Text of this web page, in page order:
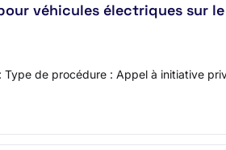
véhicules électriques sur
de procédure : Appel à initiative